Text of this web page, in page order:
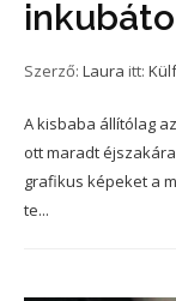
Szerző: Laura itt:
A kisbaba állítólag
ott maradt
grafikus képeket a
te...